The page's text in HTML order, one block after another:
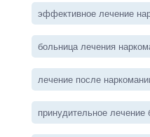
эффективное лечение
больница лечения
лечение после
принудительное